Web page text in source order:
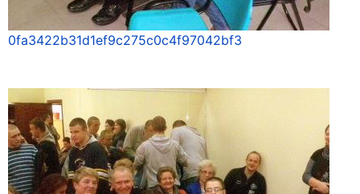
0fa3422b31d1ef9c275c0c4f97042bf3